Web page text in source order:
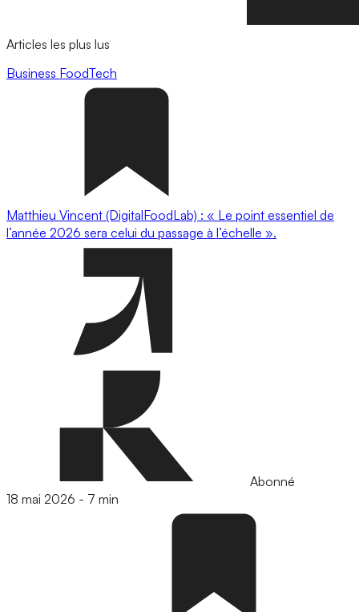
Articles les plus lus
Business FoodTech
Matthieu Vincent (DigitalFoodLab) : « Le point essentiel de
l’année 2026 sera celui du passage à l’échelle ».
Abonné
18 mai 2026 - 7 min